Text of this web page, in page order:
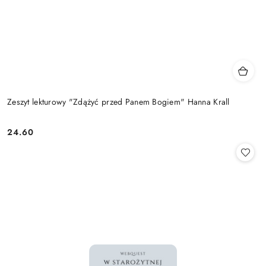
Zeszyt lekturowy "Zdążyć przed Panem Bogiem" Hanna Krall
Cena:
24.60